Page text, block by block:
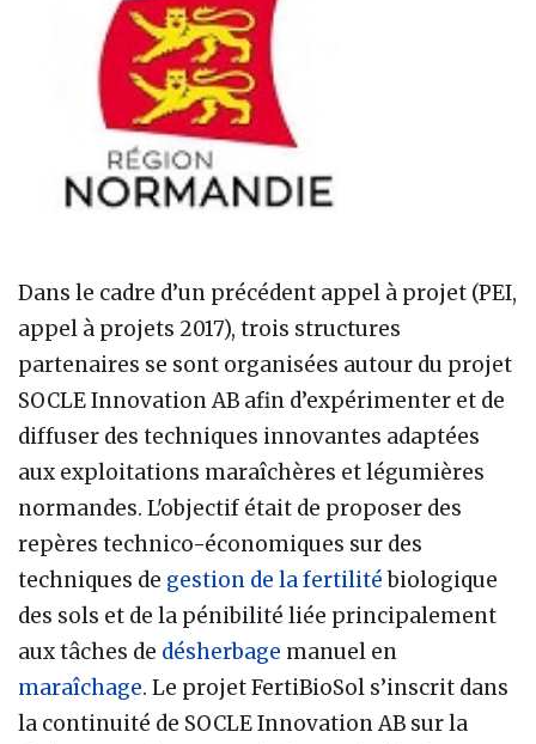
Dans le cadre d’un précédent appel à projet (PEI,
appel à projets 2017), trois structures
partenaires se sont organisées autour du projet
SOCLE Innovation AB afin d’expérimenter et de
diffuser des techniques innovantes adaptées
aux exploitations maraîchères et légumières
normandes. L'objectif était de proposer des
repères technico-économiques sur des
techniques de gestion de la fertilitébiologique
des sols et de la pénibilité liée principalement
aux tâches de désherbage manuel en
maraîchage. Le projet FertiBioSol s’inscrit dans
la continuité de SOCLE Innovation AB sur la